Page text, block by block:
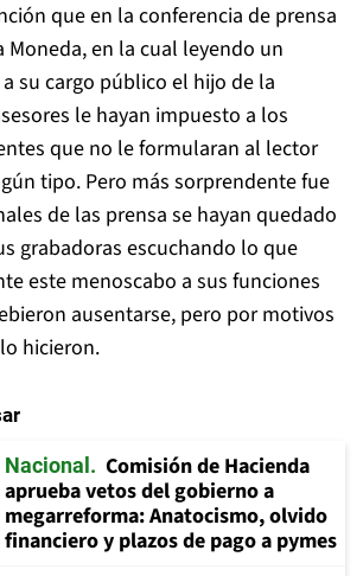
que en la conferencia de prensa
Moneda, en la cual leyendo un
su cargo público el hijo de la
le hayan impuesto a los
que no le formularan al lector
tipo. Pero más sorprendente fue
de las prensa se hayan quedado
grabadoras escuchando lo que
este menoscabo a sus funciones
ausentarse, pero por motivos
hicieron.
Nacional
Comisión de Hacienda
aprueba vetos del gobierno a
megarreforma: Anatocismo, olvido
financiero y plazos de pago a pymes